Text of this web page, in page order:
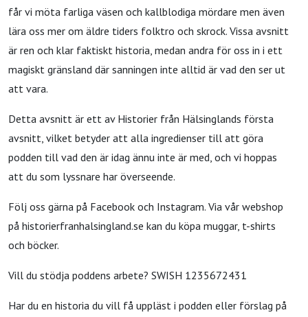
får vi möta farliga väsen och kallblodiga mördare men även
lära oss mer om äldre tiders folktro och skrock. Vissa avsnitt
är ren och klar faktiskt historia, medan andra för oss in i ett
magiskt gränsland där sanningen inte alltid är vad den ser ut
att vara.
Detta avsnitt är ett av Historier från Hälsinglands första
avsnitt, vilket betyder att alla ingredienser till att göra
podden till vad den är idag ännu inte är med, och vi hoppas
att du som lyssnare har överseende.
Följ oss gärna på Facebook och Instagram. Via vår webshop
på historierfranhalsingland.se kan du köpa muggar, t-shirts
och böcker.
Vill du stödja poddens arbete? SWISH 1235672431
Har du en historia du vill få uppläst i podden eller förslag på